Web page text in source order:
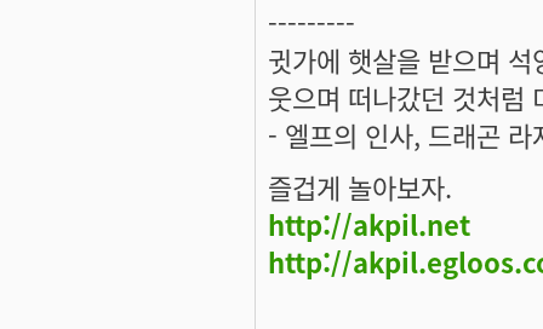
---------
귓가에 햇살을 받으며
웃으며 떠나갔던 것처럼
- 엘프의 인사, 드래곤 라
즐겁게 놀아보자.
http://akpil.net
http://